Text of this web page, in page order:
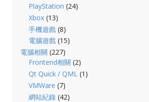
PlayStation (24)
Xbox (13)
手機遊戲 (8)
電腦遊戲 (15)
電腦相關 (227)
Frontend相關 (2)
Qt Quick / QML (1)
VMWare (7)
網站紀錄 (42)